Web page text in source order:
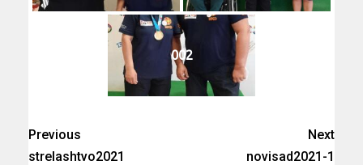
002
Previous
strelashtvo2021
Next
novisad2021-1